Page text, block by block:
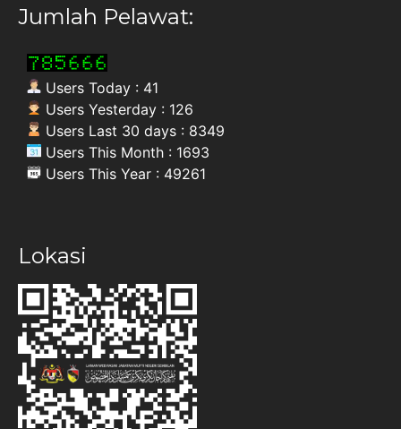
Jumlah Pelawat:
Users Today : 41
Users Yesterday : 126
Users Last 30 days : 8349
Users This Month : 1693
Users This Year : 49261
Lokasi